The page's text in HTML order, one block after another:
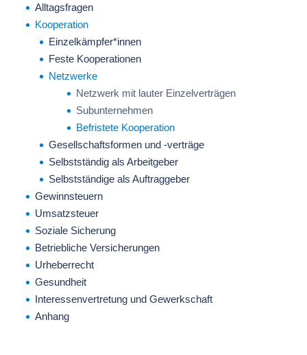
Alltagsfragen
Kooperation
Einzelkämpfer*innen
Feste Kooperationen
Netzwerke
Netzwerk mit lauter Einzelverträgen
Subunternehmen
Befristete Kooperation
Gesellschaftsformen und -verträge
Selbstständig als Arbeitgeber
Selbstständige als Auftraggeber
Gewinnsteuern
Umsatzsteuer
Soziale Sicherung
Betriebliche Versicherungen
Urheberrecht
Gesundheit
Interessenvertretung und Gewerkschaft
Anhang